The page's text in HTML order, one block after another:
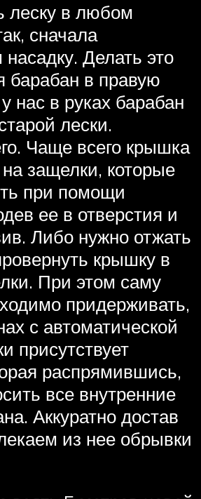
леску в любом
сначала
Делать это
барабан в правую
нас в руках барабан
лески.
Чаще всего крышка
защелки, которые
при помощи
ее в отверстия и
Либо нужно отжать
крышку в
При этом саму
придерживать,
с автоматической
присутствует
распрямившись,
все внутренние
Аккуратно достав
из нее обрывки